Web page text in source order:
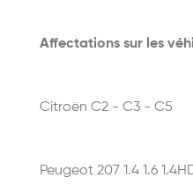
Affectations sur les
Citroën C2 - C3 - C5
Peugeot 207 1.4 1.6